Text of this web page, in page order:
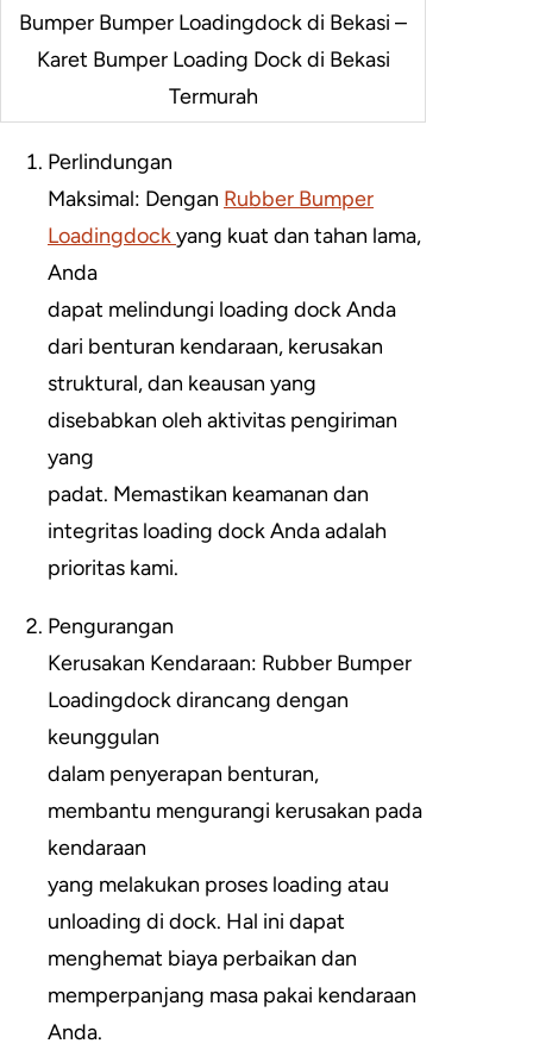
Bumper Bumper Loadingdock di Bekasi –
Karet Bumper Loading Dock di Bekasi
Termurah
Perlindungan
Maksimal: Dengan Rubber Bumper
Loadingdockyang kuat dan tahan lama,
Anda
dapat melindungi loading dock Anda
dari benturan kendaraan, kerusakan
struktural, dan keausan yang
disebabkan oleh aktivitas pengiriman
yang
padat. Memastikan keamanan dan
integritas loading dock Anda adalah
prioritas kami.
Pengurangan
Kerusakan Kendaraan: Rubber Bumper
Loadingdock dirancang dengan
keunggulan
dalam penyerapan benturan,
membantu mengurangi kerusakan pada
kendaraan
yang melakukan proses loading atau
unloading di dock. Hal ini dapat
menghemat biaya perbaikan dan
memperpanjang masa pakai kendaraan
Anda.